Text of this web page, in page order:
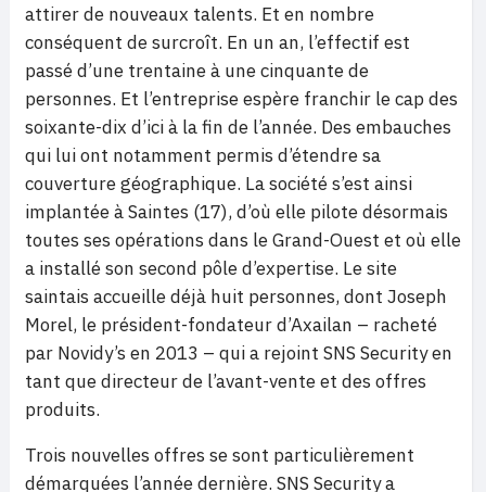
attirer de nouveaux talents. Et en nombre
conséquent de surcroît. En un an, l’effectif est
passé d’une trentaine à une cinquante de
personnes. Et l’entreprise espère franchir le cap des
soixante-dix d’ici à la fin de l’année. Des embauches
qui lui ont notamment permis d’étendre sa
couverture géographique. La société s’est ainsi
implantée à Saintes (17), d’où elle pilote désormais
toutes ses opérations dans le Grand-Ouest et où elle
a installé son second pôle d’expertise. Le site
saintais accueille déjà huit personnes, dont Joseph
Morel, le président-fondateur d’Axailan – racheté
par Novidy’s en 2013 – qui a rejoint SNS Security en
tant que directeur de l’avant-vente et des offres
produits.
Trois nouvelles offres se sont particulièrement
démarquées l’année dernière. SNS Security a